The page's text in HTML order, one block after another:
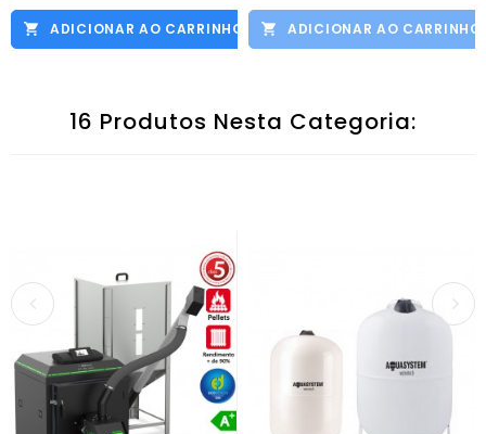
ADICIONAR AO CARRINHO ADICIONAR AO CARRINHO
16 Produtos Nesta Categoria: